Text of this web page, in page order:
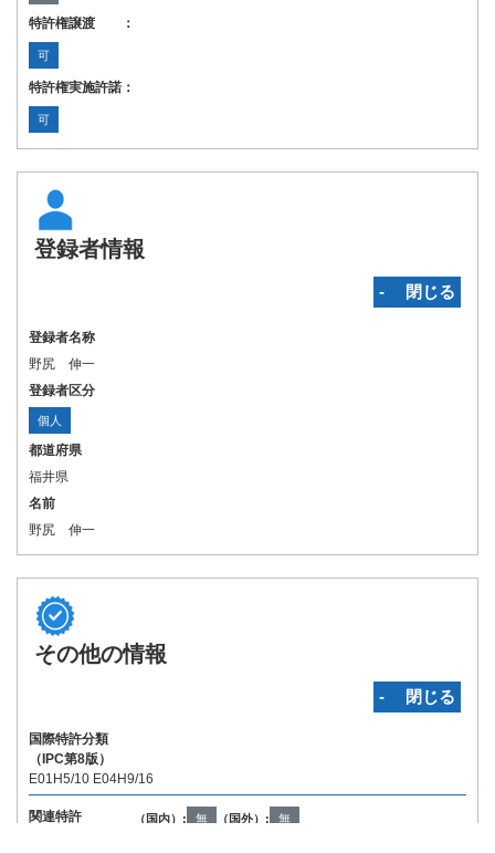
特許権譲渡 ：
可
特許権実施許諾：
可
登録者情報
‐ 閉じる
登録者名称
野尻 伸一
登録者区分
個人
都道府県
福井県
名前
野尻 伸一
その他の情報
‐ 閉じる
国際特許分類
（IPC第8版）
E01H5/10 E04H9/16
関連特許 （国内）: 無 （国外）: 無